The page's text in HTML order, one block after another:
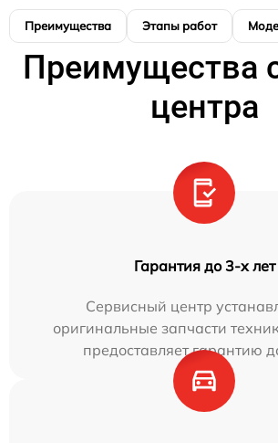
Преимущества Этапы работ
Преимущества
центра
Гарантия до 3-х лет
Сервисный центр
оригинальные запчасти
предоставляет гарантию